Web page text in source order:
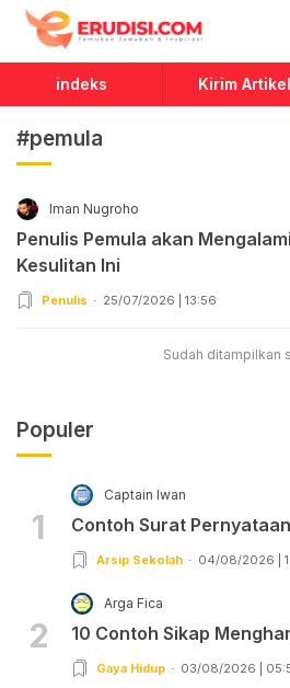
Erudisi
Temukan Jawaban dan Inspirasi
indeks Kirim Artikel
#pemula
Iman Nugroho
Penulis Pemula akan
Kesulitan Ini
Penulis 25/07/2026 | 13:56
Sudah ditampilkan
Populer
1
Captain Iwan
Contoh Surat
Arsip Sekolah 04/08/2026 |
2
Arga Fica
10 Contoh Sikap
Gaya Hidup 03/08/2026 |